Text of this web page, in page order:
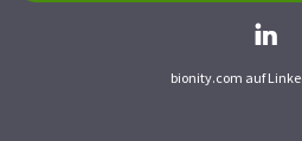
bionity.com auf